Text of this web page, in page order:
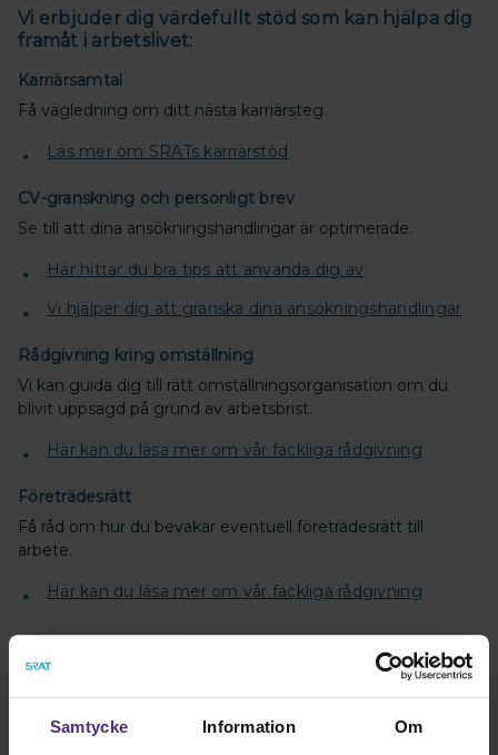
Samtycke Information Om
Vi erbjuder dig värdefullt stöd som kan hjälpa dig
framåt i arbetslivet:
Karriärsamtal
Få vägledning om ditt nästa karriärsteg.
Läs mer om SRATs karriärstöd
CV-granskning och personligt brev
Se till att dina ansökningshandlingar är optimerade.
Här hittar du bra tips att använda dig av
Vi hjälper dig att granska dina ansökningshandlingar
Rådgivning kring omställning
Vi kan guida dig till rätt omställningsorganisation om du
blivit uppsagd på grund av arbetsbrist.
Här kan du läsa mer om vår fackliga rådgivning
Företrädesrätt
Få råd om hur du bevakar eventuell företrädesrätt till
arbete.
Här kan du läsa mer om vår fackliga rådgivning